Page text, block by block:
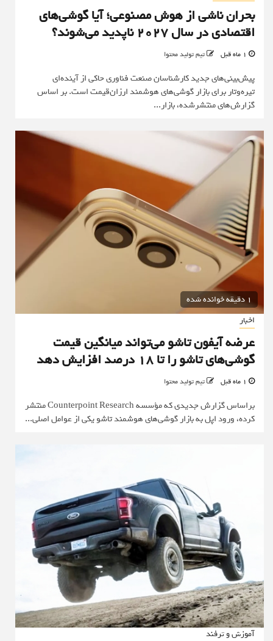
بحران ناشی از هوش مصنوعی؛ آیا گوشی‌های
اقتصادی در سال ۲۰۲۷ ناپدید می‌شوند؟
تیم تولید محتوا
پیش‌بینی‌های جدید کارشناسان صنعت فناوری حاکی از آینده‌ای
تیره‌وتار برای بازار گوشی‌های هوشمند ارزان‌قیمت است. بر اساس
گزارش‌های منتشرشده، بازار...
1 دقیقه خوانده شده
اخبار
عرضه آیفون تاشو می‌تواند میانگین قیمت
گوشی‌های تاشو را تا ۱۸ درصد افزایش دهد
تیم تولید محتوا
براساس گزارش جدیدی که مؤسسه Counterpoint Research منتشر
کرده، ورود اپل به بازار گوشی‌های هوشمند تاشو یکی از عوامل اصلی...
آموزش و ترفند